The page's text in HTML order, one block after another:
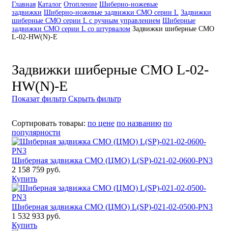
Главная Каталог Отопление Шиберно-ножевые
задвижки Шиберно-ножевые задвижки СМО серии L Задвижки
шиберные CMO серии L с ручным управлением Шиберные
задвижки СМО серии L со штурвалом Задвижки шиберные СМО
L-02-HW(N)-E
Задвижки шиберные СМО L-02-
HW(N)-E
Показат фильтр Скрыть фильтр
Сортировать товары: по цене по названию по
популярности
Шиберная задвижка CМО (ЦМО) L(SP)-021-02-0600-PN3
2 158 759 руб.
Купить
Шиберная задвижка CМО (ЦМО) L(SP)-021-02-0500-PN3
1 532 933 руб.
Купить